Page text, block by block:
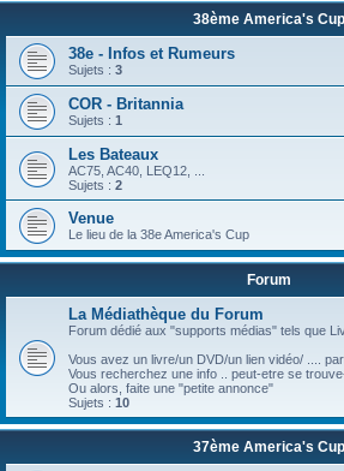
38ème America's Cup
38e - Infos et Rumeurs
Sujets : 3
COR - Britannia
Sujets : 1
Les Bateaux
AC75, AC40, LEQ12, ...
Sujets : 2
Venue
Le lieu de la 38e America's Cup
Forum
La Médiathèque du Forum
Forum dédié aux "supports médias" tels que
Vous avez un livre/un DVD/un lien vidéo/ ....
Vous recherchez une info .. peut-etre se
Ou alors, faite une "petite annonce"
Sujets : 10
37ème America's Cup